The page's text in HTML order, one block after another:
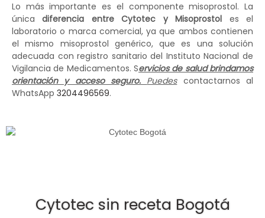
Lo más importante es el componente misoprostol. La
únicadiferencia entre Cytotec y Misoprostol es el
laboratorio o marca comercial, ya que ambos contienen
el mismo misoprostol genérico, que es una solución
adecuada con registro sanitario del Instituto Nacional de
Vigilancia de Medicamentos. Servicios de salud brindamos
orientación y acceso seguro. Puedescontactarnos al
WhatsApp 3204496569.
Cytotec sin receta Bogotá